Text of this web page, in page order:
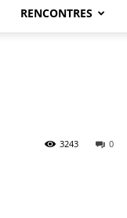
RENCONTRES
0
3243